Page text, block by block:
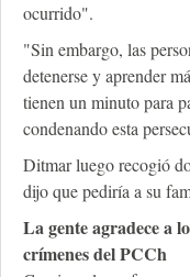
ocurrido".
"Sin embargo, las
detenerse y aprender
tienen un minuto para
condenando esta
Ditmar luego recogió
dijo que pediría a su
La gente agradece a
crímenes del PCCh